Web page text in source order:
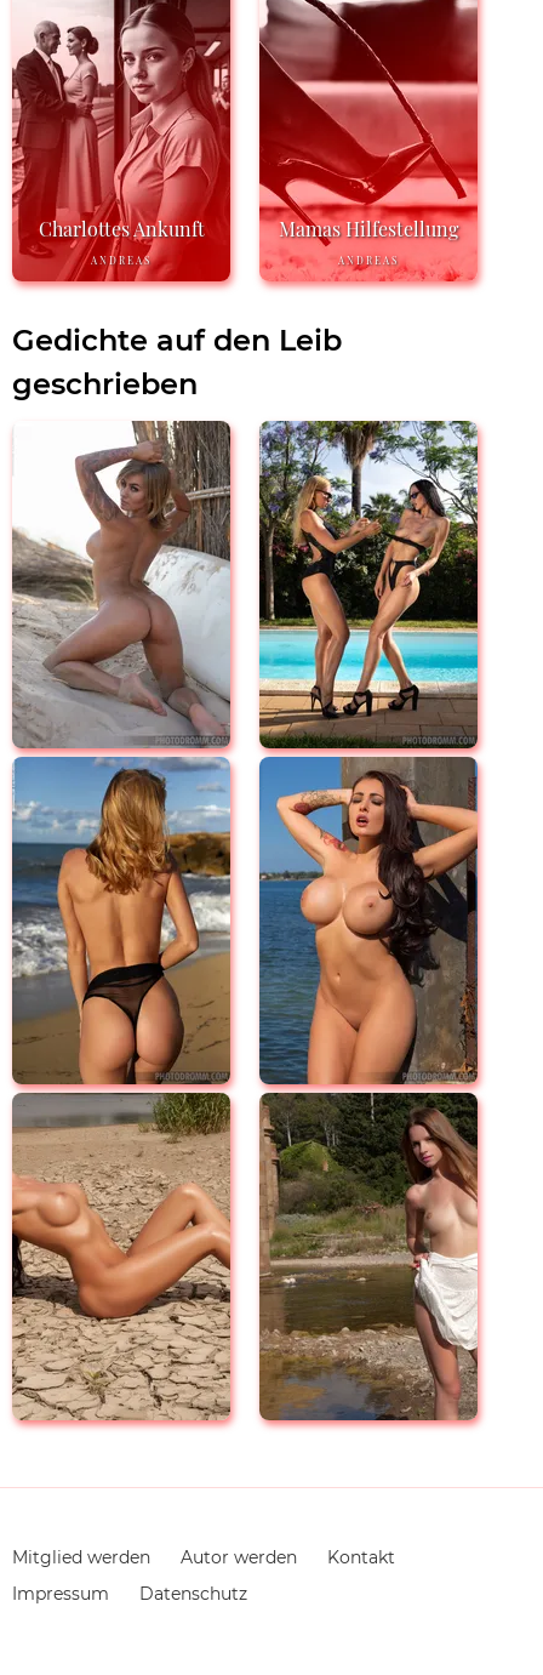
Charlottes Ankunft
ANDREAS
Mamas Hilfestellung
ANDREAS
Gedichte auf den Leib
geschrieben
Navigation
überspringen
Mitglied werden Autor werden
Kontakt
Impressum
Datenschutz